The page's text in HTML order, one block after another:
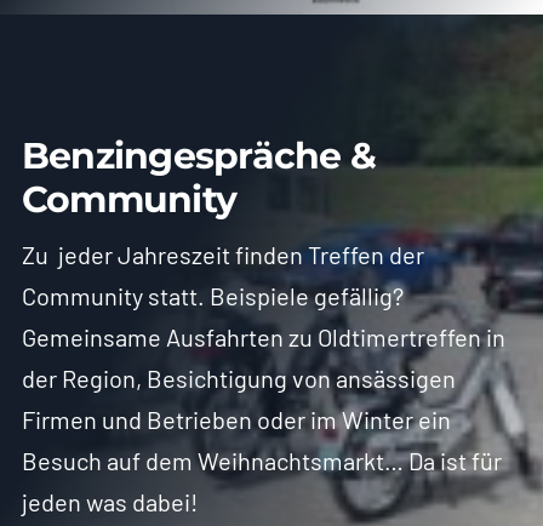
Benzingespräche &
Community
Zu jeder Jahreszeit finden Treffen der
Community statt. Beispiele gefällig?
Gemeinsame Ausfahrten zu Oldtimertreffen in
der Region, Besichtigung von ansässigen
Firmen und Betrieben oder im Winter ein
Besuch auf dem Weihnachtsmarkt… Da ist für
jeden was dabei!